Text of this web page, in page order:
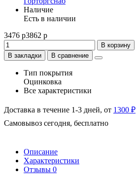
Наличие
Есть в наличии
3476 р3862 р
В корзину
В закладки
В сравнение
Тип покрытия
Оцинковка
Все характеристики
Доставка в течение 1-3 дней, от 1300 ₽
Самовывоз сегодня, бесплатно
Описание
Характеристики
Отзывы 0